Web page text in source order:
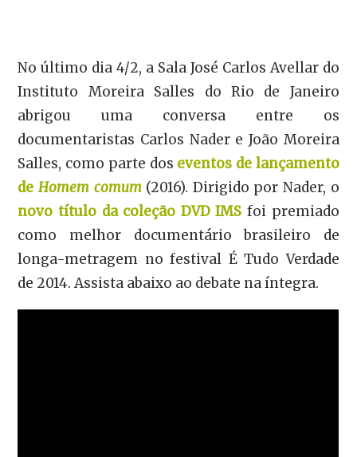
No último dia 4/2, a Sala José Carlos Avellar do
Instituto Moreira Salles do Rio de Janeiro
abrigou uma conversa entre os
documentaristas Carlos Nader e João Moreira
Salles, como parte dos eventos de lançamento
deHomem comum(2016). Dirigido por Nader, o
novo título da coleção DVD IMS foi premiado
como melhor documentário brasileiro de
longa-metragem no festival É Tudo Verdade
de 2014. Assista abaixo ao debate na íntegra.